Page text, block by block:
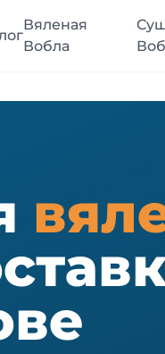
Вяленая
Вобла